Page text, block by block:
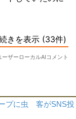
プに虫 客がSNS投